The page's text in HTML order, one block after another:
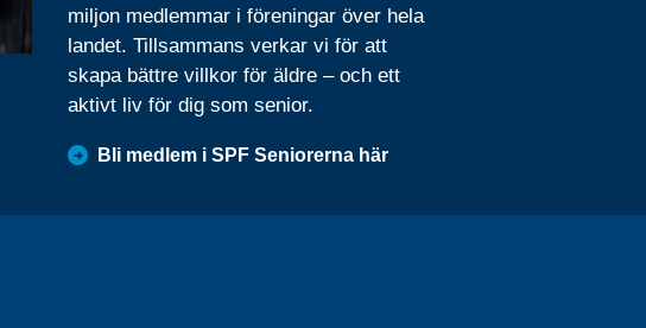
miljon medlemmar i föreningar över hela
landet. Tillsammans verkar vi för att
skapa bättre villkor för äldre – och ett
aktivt liv för dig som senior.
Bli medlem i SPF Seniorerna här